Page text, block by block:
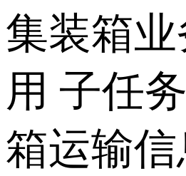
集装箱
用 子任
箱运输